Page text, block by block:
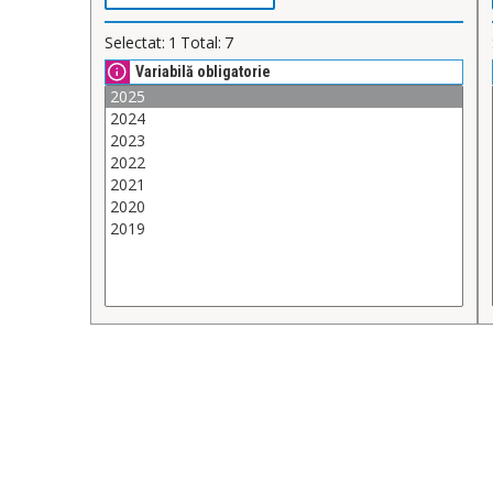
Selectat: 1 Total: 7
Variabilă obligatorie